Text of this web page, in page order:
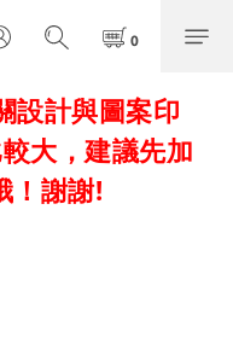
設計與圖案印
大，建議先加
！謝謝!